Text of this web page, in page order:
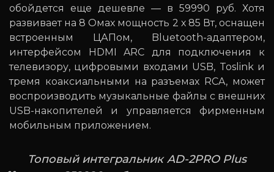
обойдется еще дешевле — в 59990 руб. Хотя
развивает на 8 Омах мощность 2 х 85 Вт, оснащен
встроенным ЦАПом, Bluetooth-адаптером,
интерфейсом HDMI ARC для подключения к
телевизору, цифровыми входами USB, Toslink и
тремя коаксиальными на разъемах RCA, может
воспроизводить музыкальные файлы с внешних
USB-накопителей и управляется фирменным
мобильным приложением.
Топовый интегральник AD-2PRO Plus